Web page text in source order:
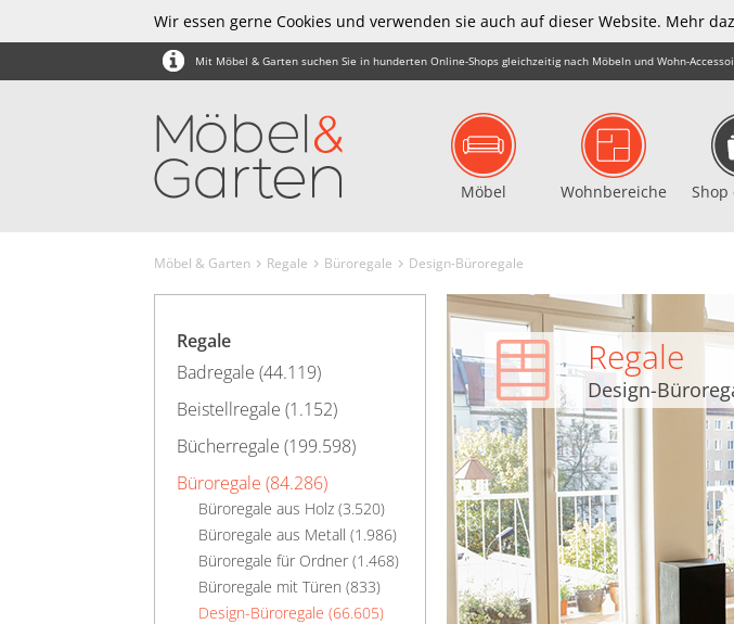
Wir essen gerne Cookies und verwenden sie auch auf dieser Website. Mehr
Mit Möbel & Garten suchen Sie in hunderten Online-Shops gleichzeitig nach Möbeln und Wohn-
Möbel Wohnbereiche Shop
Möbel & Garten Regale Büroregale Design-Büroregale
Regale
Badregale (44.119)
Beistellregale (1.152)
Bücherregale (199.598)
Büroregale (84.286)
Büroregale aus Holz (3.520)
Büroregale aus Metall (1.986)
Büroregale für Ordner (1.468)
Büroregale mit Türen (833)
Design-Büroregale (66.605)
Regale
Design-